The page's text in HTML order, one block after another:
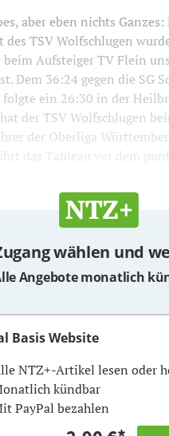
aber eben nichts
des TSV Wolfschlugen
beim Aufsteiger TV Flein
Dem 36:24 gegen die SG
ein 26:30 in der
der TSV Wolfschlugen
der Oberliga
das Tableau vor dem
wählen und
Angebote monatlich
Basis Website
NTZ+-Artikel lesen oder
kündbar
PayPal bezahlen